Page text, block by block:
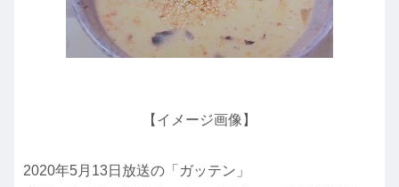
【イメージ画像】
2020年5月13日放送の「ガッテン」